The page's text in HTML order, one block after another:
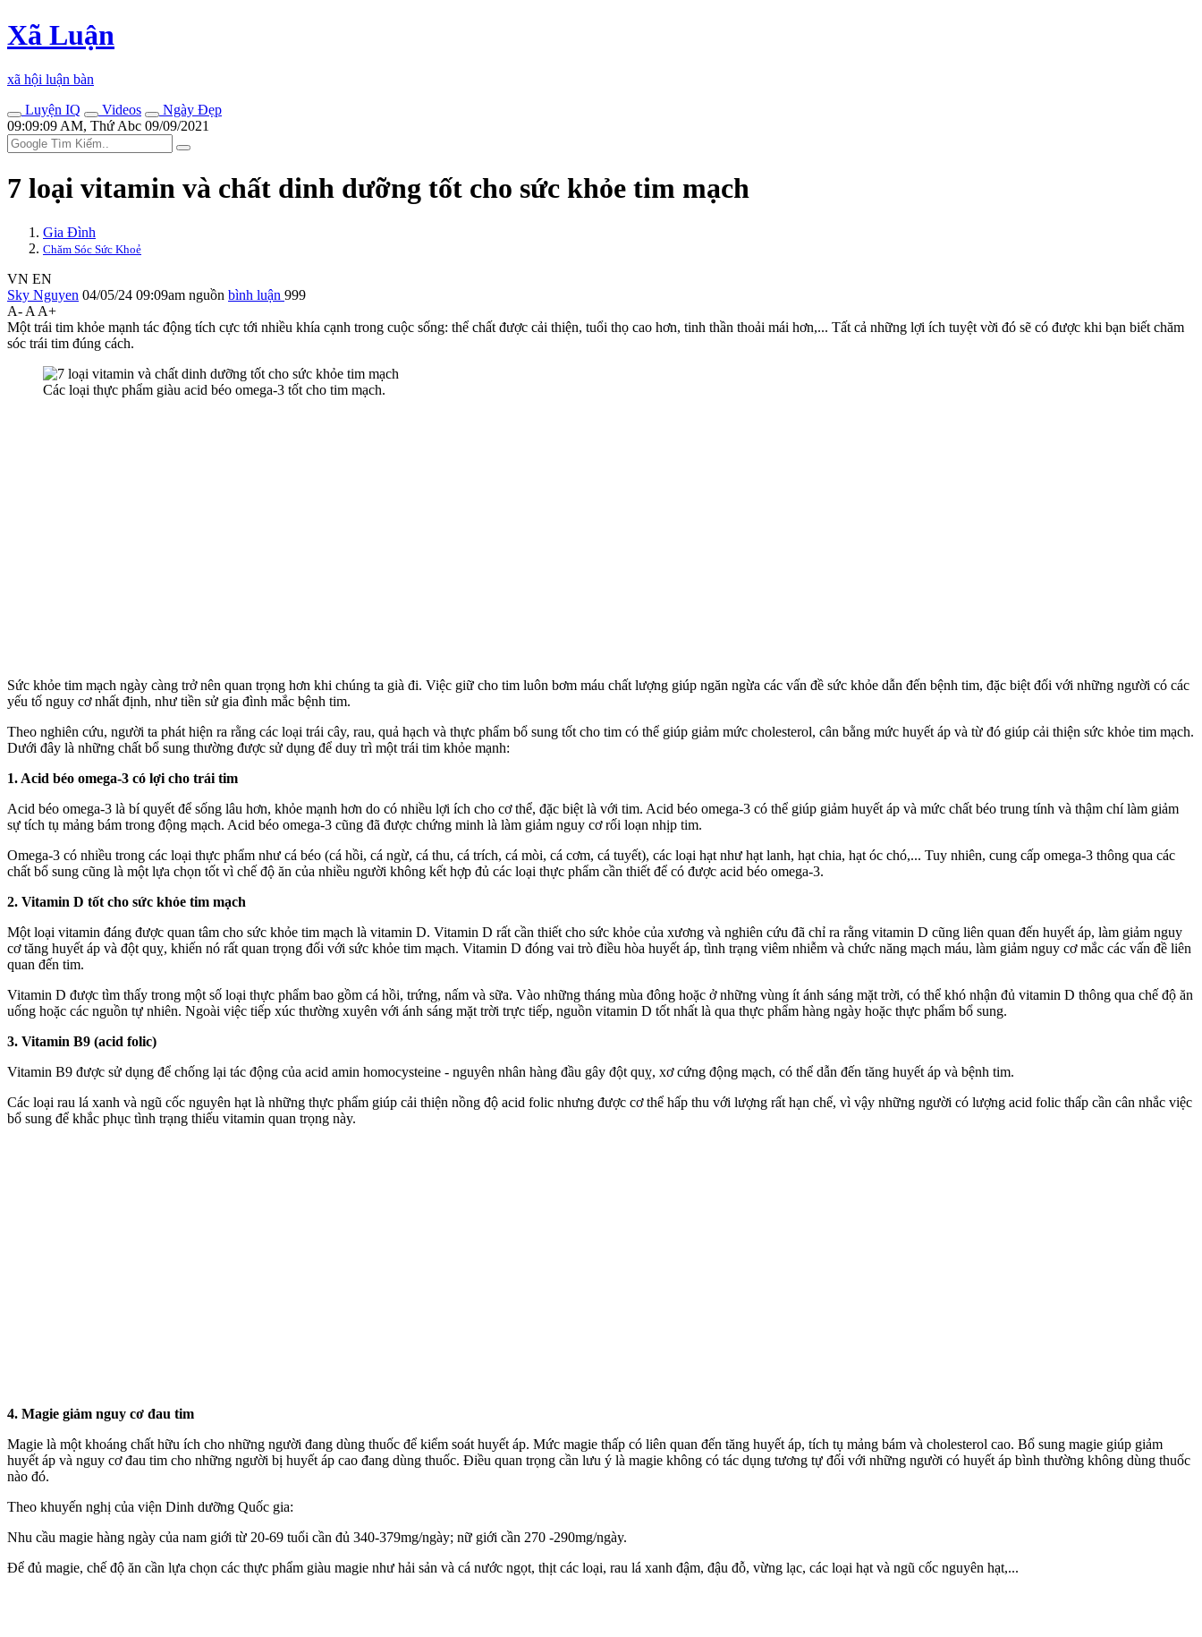
Xã Luận
xã hội luận bàn
Luyện IQ
Videos
Ngày Đẹp
09:09:09 AM, Thứ Abc 09/09/2021
7 loại vitamin và chất dinh dưỡng tốt cho sức khỏe tim mạch
Gia Đình
Chăm Sóc Sức Khoẻ
VN EN
Sky Nguyen 04/05/24 09:09am nguồn bình luận 999
A- A A+
Một trái tim khỏe mạnh tác động tích cực tới nhiều khía cạnh trong cuộc sống: thể chất được cải thiện, tuổi thọ cao hơn, tinh thần thoải mái hơn,... Tất cả những lợi ích tuyệt vời đó sẽ có được khi bạn biết chăm
sóc trái tim đúng cách.
Các loại thực phẩm giàu acid béo omega-3 tốt cho tim mạch.
Sức khỏe tim mạch ngày càng trở nên quan trọng hơn khi chúng ta già đi. Việc giữ cho tim luôn bơm máu chất lượng giúp ngăn ngừa các vấn đề sức khỏe dẫn đến bệnh tim, đặc biệt đối với những người có các
yếu tố nguy cơ nhất định, như tiền sử gia đình mắc bệnh tim.
Theo nghiên cứu, người ta phát hiện ra rằng các loại trái cây, rau, quả hạch và thực phẩm bổ sung tốt cho tim có thể giúp giảm mức cholesterol, cân bằng mức huyết áp và từ đó giúp cải thiện sức khỏe tim mạch.
Dưới đây là những chất bổ sung thường được sử dụng để duy trì một trái tim khỏe mạnh:
1. Acid béo omega-3 có lợi cho trái tim
Acid béo omega-3 là bí quyết để sống lâu hơn, khỏe mạnh hơn do có nhiều lợi ích cho c‌ơ th‌ể, đặc biệt là với tim. Acid béo omega-3 có thể giúp giảm huyết áp và mức chất béo trung tính và thậm chí làm giảm
sự tích tụ mảng bám trong động mạch. Acid béo omega-3 cũng đã được chứng minh là làm giảm nguy cơ rối loạn nhịp tim.
Omega-3 có nhiều trong các loại thực phẩm như cá béo (cá hồi, cá ngừ, cá thu, cá trích, cá mòi, cá cơm, cá tuyết), các loại hạt như hạt lanh, hạt chia, hạt óc chó,... Tuy nhiên, cung cấp omega-3 thông qua các
chất bổ sung cũng là một lựa chọn tốt vì chế độ ăn của nhiều người không kết hợp đủ các loại thực phẩm cần thiết để có được acid béo omega-3.
2. Vitamin D tốt cho sức khỏe tim mạch
Một loại vitamin đáng được quan tâm cho sức khỏe tim mạch là vitamin D. Vitamin D rất cần thiết cho sức khỏe của xương và nghiên cứu đã chỉ ra rằng vitamin D cũng liên quan đến huyết áp, làm giảm nguy
cơ tăng huyết áp và đột quỵ, khiến nó rất quan trọng đối với sức khỏe tim mạch. Vitamin D đóng vai trò điều hòa huyết áp, tình trạng viêm nhiễm và chức năng mạch máu, làm giảm nguy cơ mắc các vấn đề liên
quan đến tim.
Vitamin D được tìm thấy trong một số loại thực phẩm bao gồm cá hồi, trứng, nấm và sữa. Vào những tháng mùa đông hoặc ở những vùng ít ánh sáng mặt trời, có thể khó nhận đủ vitamin D thông qua chế độ ăn
uống hoặc các nguồn tự nhiên. Ngoài việc tiếp xúc thường xuyên với ánh sáng mặt trời trực tiếp, nguồn vitamin D tốt nhất là qua thực phẩm hàng ngày hoặc thực phẩm bổ sung.
3. Vitamin B9 (acid folic)
Vitamin B9 được sử dụng để chống lại tác động của acid amin homocysteine - nguyên nhân hàng đầu gây đột quỵ, xơ cứng động mạch, có thể dẫn đến tăng huyết áp và bệnh tim.
Các loại rau lá xanh và ngũ cốc nguyên hạt là những thực phẩm giúp cải thiện nồng độ acid folic nhưng được c‌ơ th‌ể hấp thu với lượng rất hạn chế, vì vậy những người có lượng acid folic thấp cần cân nhắc việc
bổ sung để khắc phục tình trạng thiếu vitamin quan trọng này.
4. Magie giảm nguy cơ đau tim
Magie là một khoáng chất hữu ích cho những người đang dùng thuốc để kiểm soát huyết áp. Mức magie thấp có liên quan đến tăng huyết áp, tích tụ mảng bám và cholesterol cao. Bổ sung magie giúp giảm
huyết áp và nguy cơ đau tim cho những người bị huyết áp cao đang dùng thuốc. Điều quan trọng cần lưu ý là magie không có tác dụng tương tự đối với những người có huyết áp bình thường không dùng thuốc
nào đó.
Theo khuyến nghị của viện Dinh dưỡng Quốc gia:
Nhu cầu magie hàng ngày của nam giới từ 20-69 tuổi cần đủ 340-379mg/ngày; nữ giới cần 270 -290mg/ngày.
Để đủ magie, chế độ ăn cần lựa chọn các thực phẩm giàu magie như hải sản và cá nước ngọt, thịt các loại, rau lá xanh đậm, đậu đỗ, vừng lạc, các loại hạt và ngũ cốc nguyên hạt,...